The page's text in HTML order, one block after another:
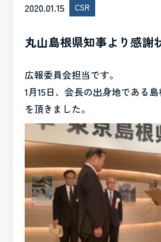
2020.01.15 CSR
丸山島根県知事より感謝
広報委員会担当です。
1月15日、会長の出身地である
を頂きました。